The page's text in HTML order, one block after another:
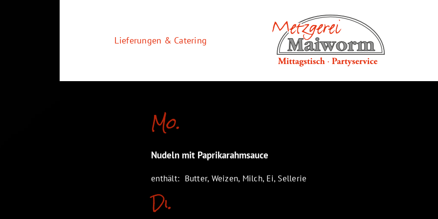
Lieferungen & Catering
Mo.
Nudeln mit Paprikarahmsauce
enthält: Butter, Weizen, Milch, Ei, Sellerie
Di.